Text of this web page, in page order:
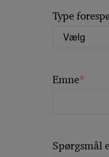
Type
Emne*
Spørgsmål